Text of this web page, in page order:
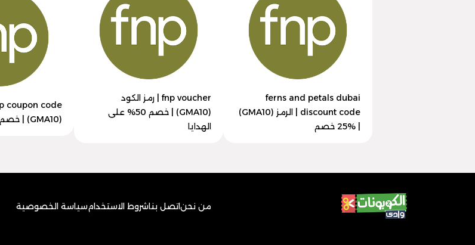
ferns and petals dubai
discount code | الرمز (GMA10)
fnp voucher | رمز الكود
(GMA10) | خصم 50% على
الهدايا
(GMA10) | خصم 50% الآن
من نحناتصل بناشروط الاستخدامسياسة الخصوصية